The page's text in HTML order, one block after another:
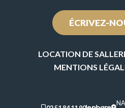
ÉCRIVEZ-
LOCATION DE SALLE
MENTIONS